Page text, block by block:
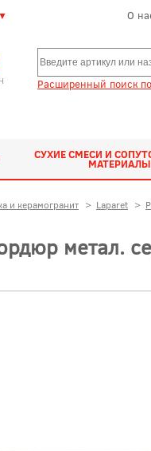
▼ О
Расширенный поиск
СУХИЕ СМЕСИ И
МАТЕРИАЛЫ
и керамогранит > Laparet >
метал.